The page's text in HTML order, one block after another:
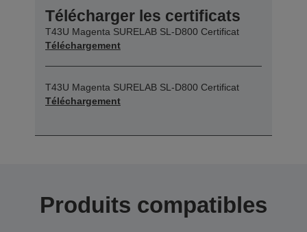
Télécharger les certificats
T43U Magenta SURELAB SL-D800 Certificat
Téléchargement
T43U Magenta SURELAB SL-D800 Certificat
Téléchargement
Produits compatibles